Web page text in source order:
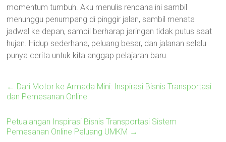
momentum tumbuh. Aku menulis rencana ini sambil
menunggu penumpang di pinggir jalan, sambil menata
jadwal ke depan, sambil berharap jaringan tidak putus saat
hujan. Hidup sederhana, peluang besar, dan jalanan selalu
punya cerita untuk kita anggap pelajaran baru.
← Dari Motor ke Armada Mini: Inspirasi Bisnis Transportasi
dan Pemesanan Online
Petualangan Inspirasi Bisnis Transportasi Sistem
Pemesanan Online Peluang UMKM →